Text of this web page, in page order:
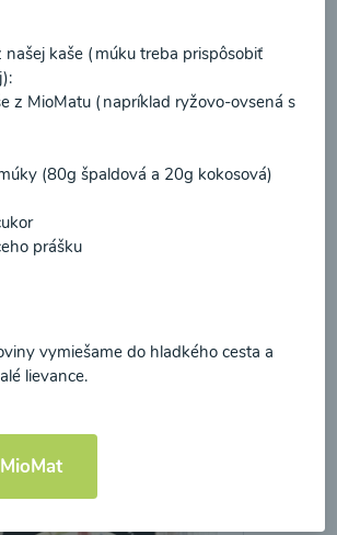
cappuccino
Kaše
našej kaše (múku treba prispôsobiť
z MioMatu (napríklad ryžovo-ovsená s
(80g špaldová a 20g kokosová)
prášku
vymiešame do hladkého cesta a
lievance.
s nimi.